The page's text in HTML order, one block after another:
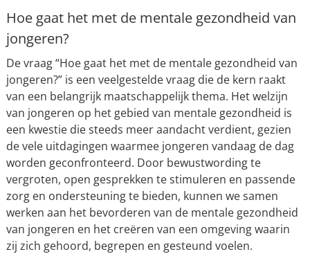
Hoe gaat het met de mentale gezondheid van
jongeren?
De vraag “Hoe gaat het met de mentale gezondheid van
jongeren?” is een veelgestelde vraag die de kern raakt
van een belangrijk maatschappelijk thema. Het welzijn
van jongeren op het gebied van mentale gezondheid is
een kwestie die steeds meer aandacht verdient, gezien
de vele uitdagingen waarmee jongeren vandaag de dag
worden geconfronteerd. Door bewustwording te
vergroten, open gesprekken te stimuleren en passende
zorg en ondersteuning te bieden, kunnen we samen
werken aan het bevorderen van de mentale gezondheid
van jongeren en het creëren van een omgeving waarin
zij zich gehoord, begrepen en gesteund voelen.